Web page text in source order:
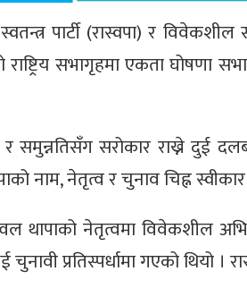
स्वतन्त्र पार्टी (रास्वपा) र
सभागृहमा एकता घोषणा
सरोकार राख्ने दुई
नाम, नेतृत्व र चुनाव चिह्न
थापाको नेतृत्वमा विवेकशील
प्रतिस्पर्धामा गएको थियो ।